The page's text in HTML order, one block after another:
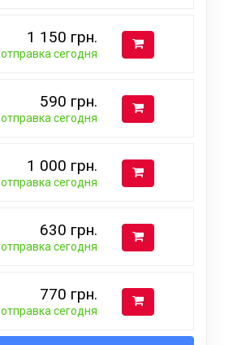
1 150 грн.
отправка сегодня
590 грн.
отправка сегодня
1 000 грн.
отправка сегодня
630 грн.
отправка сегодня
770 грн.
отправка сегодня